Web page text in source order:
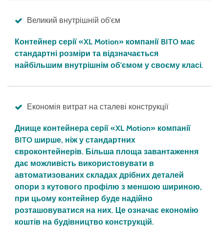
Великий внутрішній об'єм
Контейнер серії «XL Motion» компанії BITO має
стандартні розміри та відзначається
найбільшим внутрішнім об'ємом у своєму класі.
Економія витрат на сталеві конструкції
Днище контейнера серії «XL Motion» компанії
BITO ширше, ніж у стандартних
євроконтейнерів. Більша площа завантаження
дає можливість використовувати в
автоматизованих складах дрібних деталей
опори з кутового профілю з меншою шириною,
при цьому контейнер буде надійно
розташовуватися на них. Це означає економію
коштів на будівництво конструкцій.